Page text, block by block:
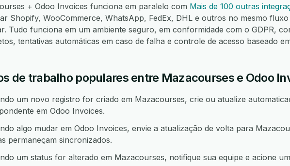
+ Odoo Invoices funciona em paralelo com Mais de 100 outras
Shopify, WooCommerce, WhatsApp, FedEx, DHL e outros no mesmo
Tudo funciona em um ambiente seguro, em conformidade com o GDPR,
tentativas automáticas em caso de falha e controle de acesso baseado
de trabalho populares entre Mazacourses e Odoo
um novo registro for criado em Mazacourses, crie ou atualize
em Odoo Invoices.
algo mudar em Odoo Invoices, envie a atualização de volta para
permaneçam sincronizados.
um status for alterado em Mazacourses, notifique sua equipe e acione